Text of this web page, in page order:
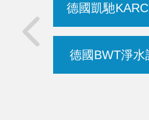
德國凱馳
德國BWT淨水